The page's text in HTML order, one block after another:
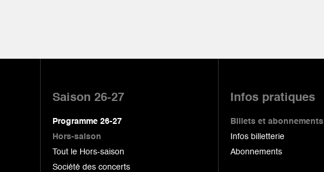
Saison 26-27
Programme 26-27
Hors-saison
Tout le Hors-saison
Société des concerts
Infos pratiques
Billets et abonnements
Infos billetterie
Abonnements